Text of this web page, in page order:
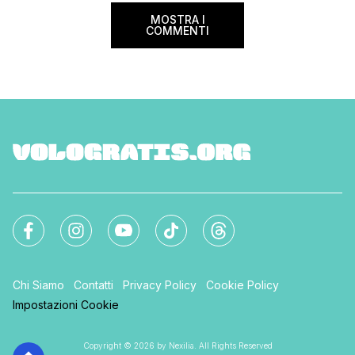
MOSTRA I
COMMENTI
Chi Siamo Contatti Privacy Policy
Cookie Policy
Impostazioni Cookie
Copyright © 2026 by Nexilia. All Rights Reserved